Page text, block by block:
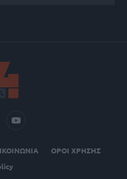
ΟΡΟΙ ΧΡΗΣΗΣ